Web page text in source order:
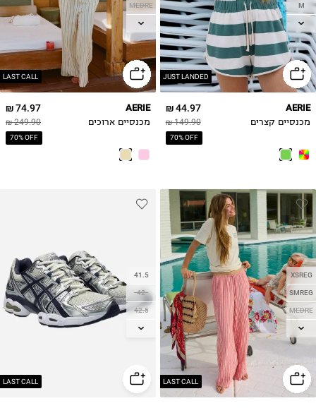
JUST LANDED
M
L
XL
44.97 ₪
149.90 ₪
70% OFF
AERIE
מכנסיים קצרים
LAST CALL
MEDRE
LGREG
XLREG
74.97 ₪
249.90 ₪
70% OFF
AERIE
מכנסיים ארוכים
LAST CALL
XSREG
SMREG
MEDRE
LGREG
XLREG
LAST CALL
41.5
42
42.5
43.5
45